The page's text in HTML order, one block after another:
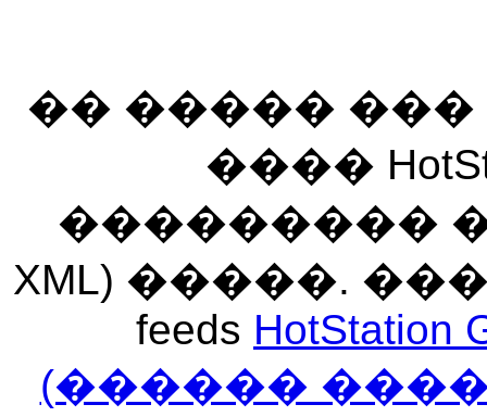
�� �����
����
��������� ���
XML) �����.
feeds HotStation
(������